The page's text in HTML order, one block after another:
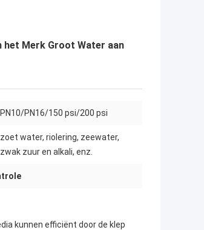
het Merk Groot Water aan
PN10/PN16/150 psi/200 psi
zoet water, riolering, zeewater,
zwak zuur en alkali, enz.
kunnen efficiënt door de klep